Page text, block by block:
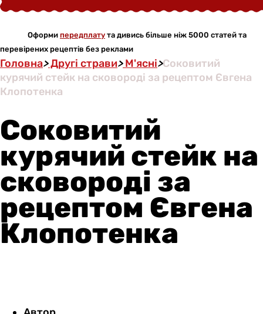
Оформи передплату та дивись більше ніж 5000 статей та
перевірених рецептів без реклами
Головна>Другі страви>М'ясні>Соковитий
курячий стейк на сковороді за рецептом Євгена
Клопотенка
Соковитий
курячий стейк на
сковороді за
рецептом Євгена
Клопотенка